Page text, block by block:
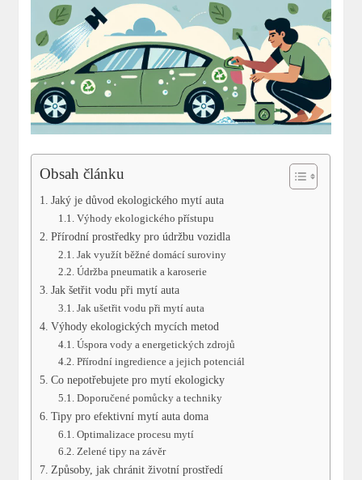
Obsah článku
Jaký je důvod ekologického mytí auta
Výhody ekologického přístupu
Přírodní prostředky pro údržbu vozidla
Jak využít běžné domácí suroviny
Údržba pneumatik a karoserie
Jak šetřit vodu při mytí auta
Jak ušetřit vodu při mytí auta
Výhody ekologických mycích metod
Úspora vody a energetických zdrojů
Přírodní ingredience a jejich potenciál
Co nepotřebujete pro mytí ekologicky
Doporučené pomůcky a techniky
Tipy pro efektivní mytí auta doma
Optimalizace procesu mytí
Zelené tipy na závěr
Způsoby, jak chránit životní prostředí